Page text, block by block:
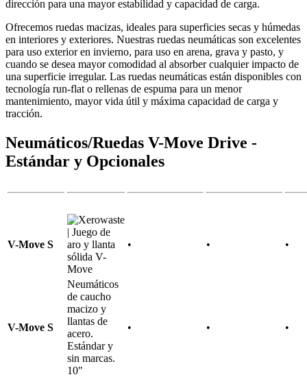
dirección para una mayor estabilidad y capacidad de carga.
Ofrecemos ruedas macizas, ideales para superficies secas y húmedas
en interiores y exteriores. Nuestras ruedas neumáticas son excelentes
para uso exterior en invierno, para uso en arena, grava y pasto, y
cuando se desea mayor comodidad al absorber cualquier impacto de
una superficie irregular. Las ruedas neumáticas están disponibles con
tecnología run-flat o rellenas de espuma para un menor
mantenimiento, mayor vida útil y máxima capacidad de carga y
tracción.
Neumáticos/Ruedas V-Move Drive -
Estándar y Opcionales
V-Move S • • •
V-Move S
Neumáticos
de caucho
macizo y
llantas de
acero.
Estándar y
sin marcas.
10"
• • •